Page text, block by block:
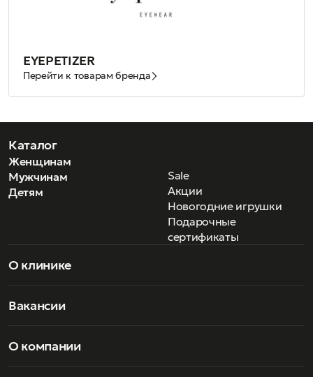
EYEPETIZER
Перейти к товарам бренда
Каталог
Женщинам
Мужчинам
Детям
Sale
Акции
Новогодние игрушки
Подарочные
сертификаты
О клинике
Вакансии
О компании